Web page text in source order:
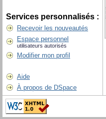
Services personnalisés :
Recevoir les nouveautés
Espace personnel
utilisateurs autorisés
Modifier mon profil
Aide
À propos de DSpace